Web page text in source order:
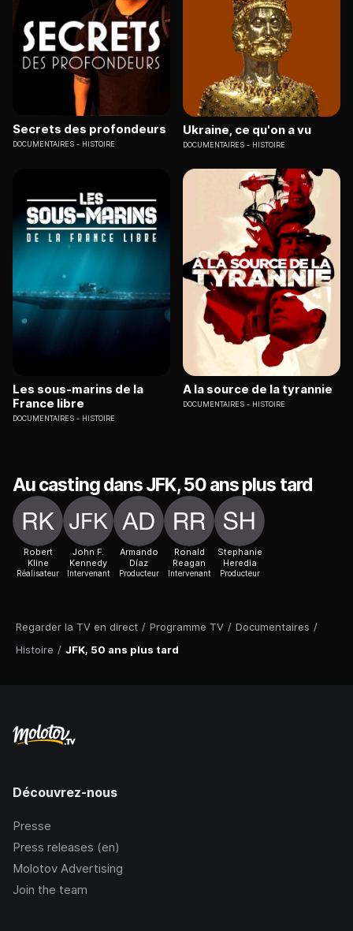
Regarder la TV en direct / Programme TV / Documentaires /
Histoire / JFK, 50 ans plus tard
Secrets des profondeurs
DOCUMENTAIRES HISTOIRE
Ukraine, ce qu'on a vu
DOCUMENTAIRES HISTOIRE
Les sous-marins de la
France libre
DOCUMENTAIRES HISTOIRE
A la source de la tyrannie
DOCUMENTAIRES HISTOIRE
Au casting dans JFK, 50 ans plus tard
Robert
Kline
Réalisateur
John F.
Kennedy
Intervenant
Armando
Díaz
Producteur
Ronald
Reagan
Intervenant
Stephanie
Heredia
Producteur
Découvrez-nous
Presse
Press releases (en)
Molotov Advertising
Join the team